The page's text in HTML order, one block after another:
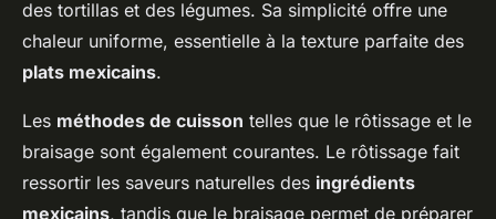
des tortillas et des légumes. Sa simplicité offre une
chaleur uniforme, essentielle à la texture parfaite des
plats mexicains.
Les méthodes de cuisson telles que le rôtissage et le
braisage sont également courantes. Le rôtissage fait
ressortir les saveurs naturelles des ingrédients
mexicains, tandis que le braisage permet de préparer